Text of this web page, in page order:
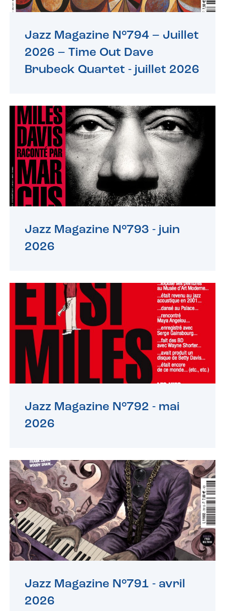
Jazz Magazine N°794 – Juillet
2026 – Time Out Dave
Brubeck Quartet - juillet 2026
Jazz Magazine N°793 - juin
2026
Jazz Magazine N°792 - mai
2026
Jazz Magazine N°791 - avril
2026